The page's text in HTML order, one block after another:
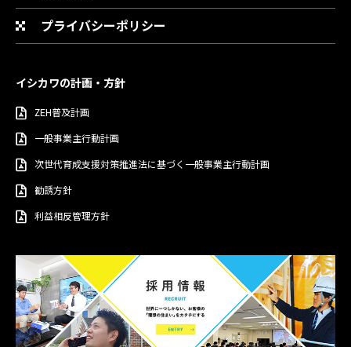
プライバシーポリシー
イシカワの計画・方針
ZEH普及計画
一般事業主行動計画
次世代育成支援対策推進法に基づく一般事業主行動計画
勧誘方針
利益相反管理方針